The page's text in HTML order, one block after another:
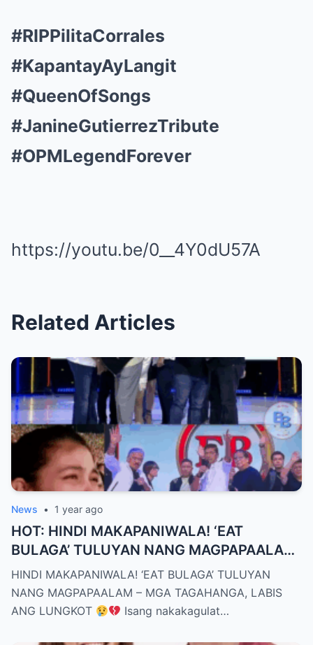
#RIPPilitaCorrales
#KapantayAyLangit
#QueenOfSongs
#JanineGutierrezTribute
#OPMLegendForever
https://youtu.be/0__4Y0dU57A
Related Articles
News • 1 year ago
HOT: HINDI MAKAPANIWALA! ‘EAT
BULAGA’ TULUYAN NANG MAGPAPAALAM
– MGA TAGAHANGA, LABIS ANG LUNGKOT
HINDI MAKAPANIWALA! ‘EAT BULAGA’ TULUYAN
NANG MAGPAPAALAM – MGA TAGAHANGA, LABIS
ANG LUNGKOT
Isang nakakagulat…